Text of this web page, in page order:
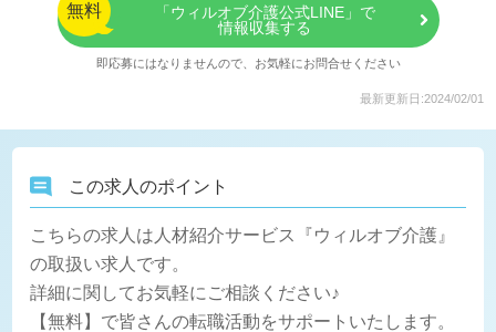
無料
「ウィルオブ介護公式LINE」で
情報収集する
即応募にはなりませんので、お気軽にお問合せください
最新更新日:2024/02/01
この求人のポイント
こちらの求人は人材紹介サービス『ウィルオブ介護』
の取扱い求人です。
詳細に関してお気軽にご相談ください♪
【無料】で皆さんの転職活動をサポートいたします。